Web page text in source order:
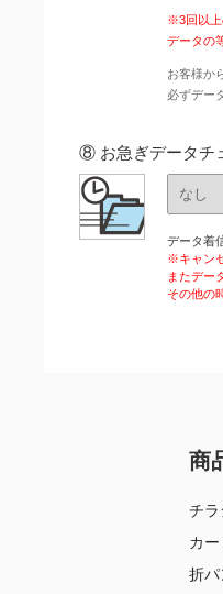
※3回以上
データの
お客様か
必ずデー
⑧ お急ぎデータチ
データ着
※キャン
またデー
その他の
商
チラ
カー
折パ